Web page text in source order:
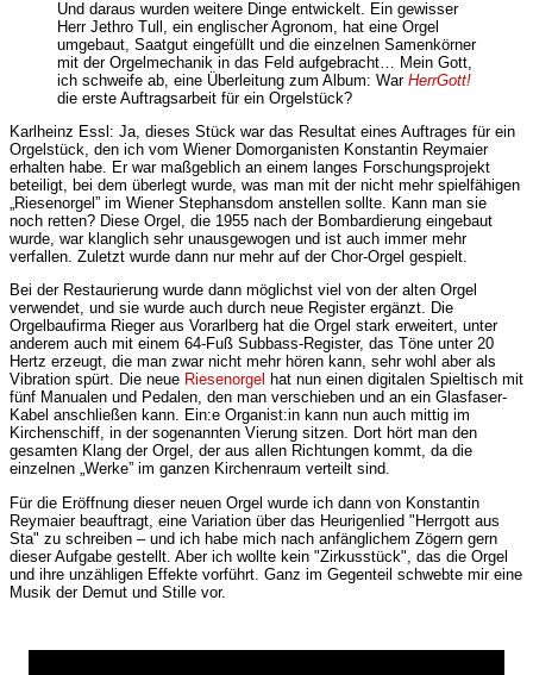
Und daraus wurden weitere Dinge entwickelt. Ein gewisser
Herr Jethro Tull, ein englischer Agronom, hat eine Orgel
umgebaut, Saatgut eingefüllt und die einzelnen Samenkörner
mit der Orgelmechanik in das Feld aufgebracht… Mein Gott,
ich schweife ab, eine Überleitung zum Album: War HerrGott!
die erste Auftragsarbeit für ein Orgelstück?
Karlheinz Essl: Ja, dieses Stück war das Resultat eines Auftrages für ein
Orgelstück, den ich vom Wiener Domorganisten Konstantin Reymaier
erhalten habe. Er war maßgeblich an einem langes Forschungsprojekt
beteiligt, bei dem überlegt wurde, was man mit der nicht mehr spielfähigen
„Riesenorgel” im Wiener Stephansdom anstellen sollte. Kann man sie
noch retten? Diese Orgel, die 1955 nach der Bombardierung eingebaut
wurde, war klanglich sehr unausgewogen und ist auch immer mehr
verfallen. Zuletzt wurde dann nur mehr auf der Chor-Orgel gespielt.
Bei der Restaurierung wurde dann möglichst viel von der alten Orgel
verwendet, und sie wurde auch durch neue Register ergänzt. Die
Orgelbaufirma Rieger aus Vorarlberg hat die Orgel stark erweitert, unter
anderem auch mit einem 64-Fuß Subbass-Register, das Töne unter 20
Hertz erzeugt, die man zwar nicht mehr hören kann, sehr wohl aber als
Vibration spürt. Die neue Riesenorgel hat nun einen digitalen Spieltisch mit
fünf Manualen und Pedalen, den man verschieben und an ein Glasfaser-
Kabel anschließen kann. Ein:e Organist:in kann nun auch mittig im
Kirchenschiff, in der sogenannten Vierung sitzen. Dort hört man den
gesamten Klang der Orgel, der aus allen Richtungen kommt, da die
einzelnen „Werke” im ganzen Kirchenraum verteilt sind.
Für die Eröffnung dieser neuen Orgel wurde ich dann von Konstantin
Reymaier beauftragt, eine Variation über das Heurigenlied "Herrgott aus
Sta" zu schreiben – und ich habe mich nach anfänglichem Zögern gern
dieser Aufgabe gestellt. Aber ich wollte kein "Zirkusstück", das die Orgel
und ihre unzähligen Effekte vorführt. Ganz im Gegenteil schwebte mir eine
Musik der Demut und Stille vor.